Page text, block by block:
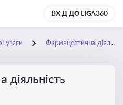
ВХІД ДО LIGA360
уваги Фармацевтична діяльність
діяльність